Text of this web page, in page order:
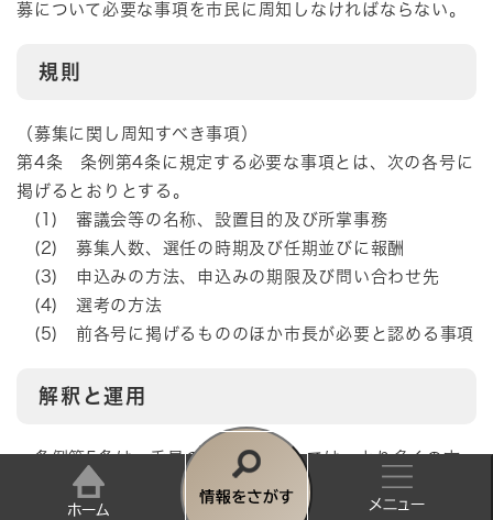
情
募について必要な事項を市民に周知しなければならない。
規則
（募集に関し周知すべき事項）
第4条 条例第4条に規定する必要な事項とは、次の各号に
掲げるとおりとする。
(1) 審議会等の名称、設置目的及び所掌事務
(2) 募集人数、選任の時期及び任期並びに報酬
(3) 申込みの方法、申込みの期限及び問い合わせ先
(4) 選考の方法
(5) 前各号に掲げるもののほか市長が必要と認める事項
解釈と運用
条例第5条は、委員の公募に当たっては、より多くの市
民にその参画の機会があることを周知する必要があり、そ
の方法及び内容について基本的事項を定める規定である。